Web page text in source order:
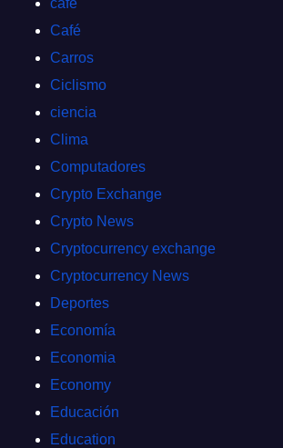
Café
Carros
Ciclismo
ciencia
Clima
Computadores
Crypto Exchange
Crypto News
Cryptocurrency exchange
Cryptocurrency News
Deportes
Economía
Economia
Economy
Educación
Education